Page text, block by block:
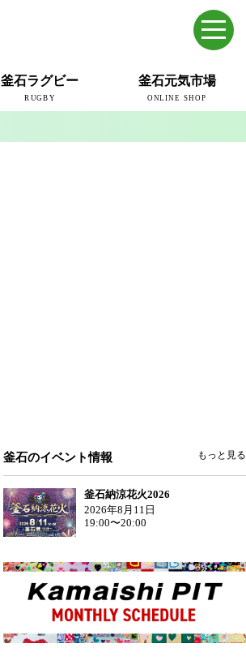
釜石ラグビー
RUGBY
釜石元気市場
ONLINE SHOP
釜石のイベント情報 もっと見る
釜石納涼花火2026
2026年8月11日
19:00〜20:00